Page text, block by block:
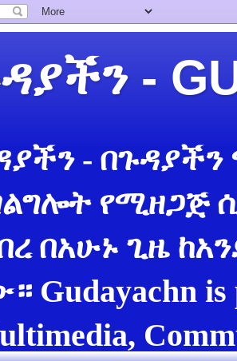
-
-
የሚዘጋጅ
በአሁኑ ጊዜ
Gudayachn is